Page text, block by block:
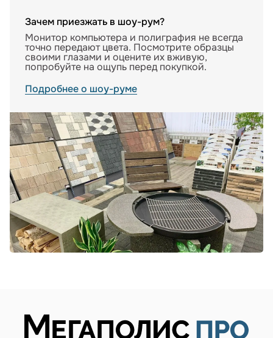
Зачем приезжать в шоу-рум?
Монитор компьютера и полиграфия не всегда
точно передают цвета. Посмотрите образцы
своими глазами и оцените их вживую,
попробуйте на ощупь перед покупкой.
Подробнее о шоу-руме